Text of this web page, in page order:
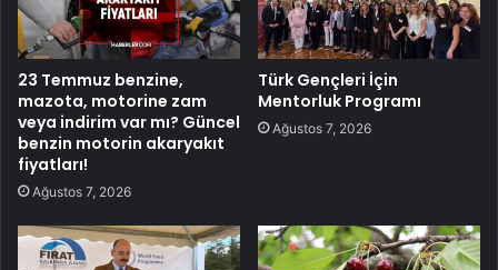
23 Temmuz benzine,
mazota, motorine zam
veya indirim var mı? Güncel
benzin motorin akaryakıt
fiyatları!
Ağustos 7, 2026
Türk Gençleri İçin
Mentorluk Programı
Ağustos 7, 2026